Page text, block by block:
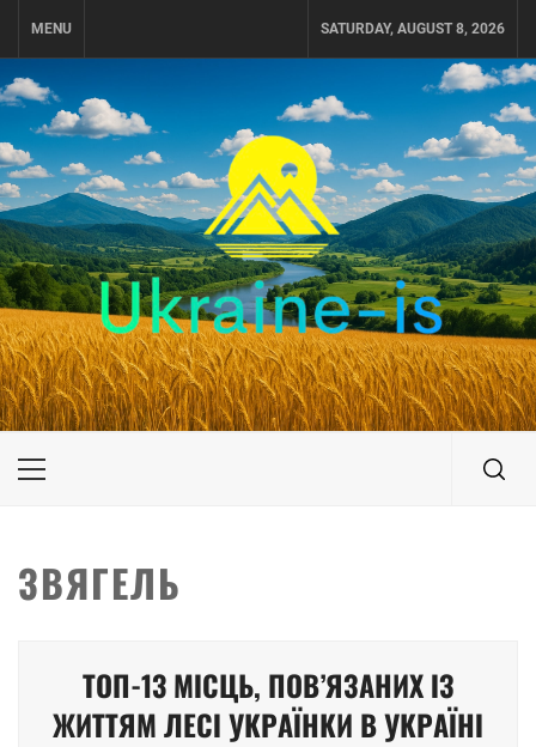
MENU SATURDAY, AUGUST 8, 2026
UKRAINE-IS
ПОДОРОЖI ПО УКРАЇНІ
Primary
ЗВЯГЕЛЬ
ТОП-13 МІСЦЬ, ПОВ’ЯЗАНИХ ІЗ
ЖИТТЯМ ЛЕСІ УКРАЇНКИ В УКРАЇНІ